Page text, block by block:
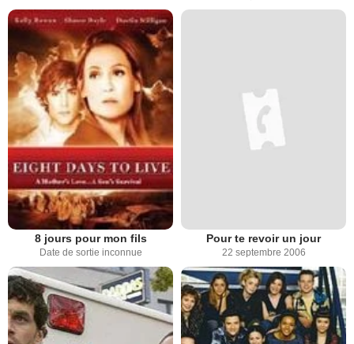
8 jours pour mon fils
Date de sortie inconnue
Pour te revoir un jour
22 septembre 2006